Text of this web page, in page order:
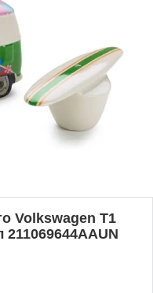
Volkswagen T1